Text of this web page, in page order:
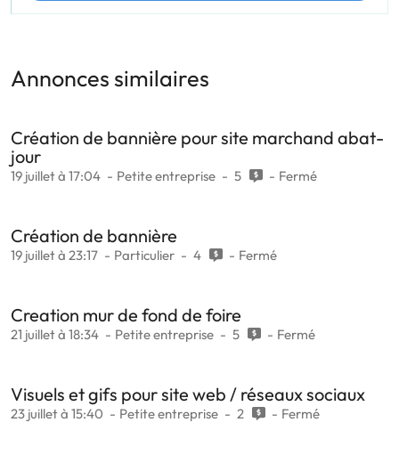
Annonces similaires
Création de bannière pour site marchand abat-
jour
19 juillet à 17:04 Petite entreprise 5 Fermé
Création de bannière
19 juillet à 23:17 Particulier 4 Fermé
Creation mur de fond de foire
21 juillet à 18:34 Petite entreprise 5 Fermé
Visuels et gifs pour site web / réseaux sociaux
23 juillet à 15:40 Petite entreprise 2 Fermé